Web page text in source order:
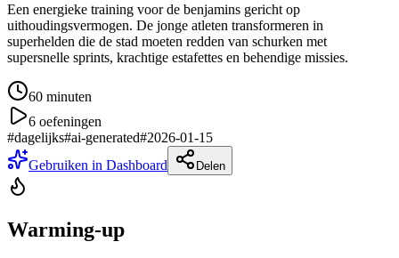
Een energieke training voor de benjamins gericht op
uithoudingsvermogen. De jonge atleten transformeren in
superhelden die de stad moeten redden van schurken met
supersnelle sprints, krachtige estafettes en behendige missies.
60 minuten
6 oefeningen
#dagelijks#ai-generated#2026-01-15
Gebruiken in Dashboard
Delen
Warming-up